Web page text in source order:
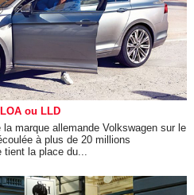
ou LLD
marque allemande Volkswagen sur le
à plus de 20 millions
la place du...